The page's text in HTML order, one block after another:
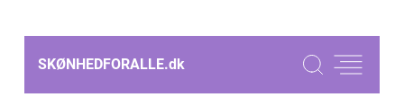
SKØNHEDFORALLE.dk